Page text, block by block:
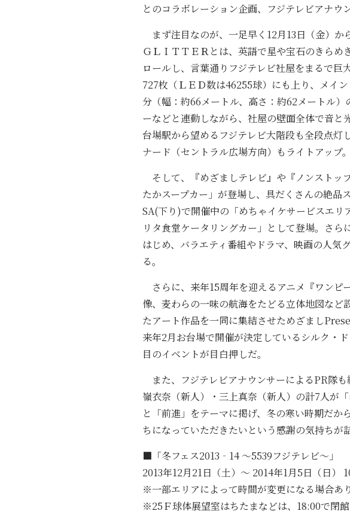
とのコラボレーション企画、フジテレビアナウ
まず注目なのが、一足早く12月13日（金）
ＧＬＩＴＴＥＲとは、英語で星や宝石のきら
ロールし、言葉通りフジテレビ社屋をまるで巨
727枚（ＬＥＤ数は46255球）にも上り、メイ
分（幅：約66メートル、高さ：約62メートル
ーなどと連動しながら、社屋の壁面全体で音
台場駅から望めるフジテレビ大階段も全段点灯
ナード（セントラル広場方向）もライトアップ
そして、『めざましテレビ』や『ノンストッ
たかスープカー」が登場し、具だくさんの絶
SA(下り)で開催中の「めちゃイケサービスエ
リタ食堂ケータリングカー」として登場。さ
はじめ、バラエティ番組やドラマ、映画の人気
る。
さらに、来年15周年を迎えるアニメ『ワンピ
像、麦わらの一味の航海をたどる立体地図な
たアート作品を一同に集結させためざまし
来年2月お台場で開催が決定しているシルク・
目のイベントが目白押しだ。
また、フジテレビアナウンサーによるPR隊
嶺衣奈（新人）・三上真奈（新人）の計7人が
と「前進」をテーマに掲げ、冬の寒い時期だ
ちになっていただきたいという感謝の気持ちが
■「冬フェス2013‐14 ～5539フジテレビ～」
2013年12月21日（土）～ 2014年1月5日（日）
※一部エリアによって時間が変更になる場合あり
※25Ｆ球体展望室はちたまなどは、18:00で閉館